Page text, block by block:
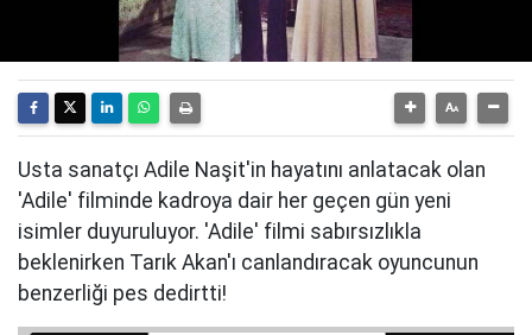
Usta sanatçı Adile Naşit'in hayatını anlatacak olan
'Adile' filminde kadroya dair her geçen gün yeni
isimler duyuruluyor. 'Adile' filmi sabırsızlıkla
beklenirken Tarık Akan'ı canlandıracak oyuncunun
benzerliği pes dedirtti!